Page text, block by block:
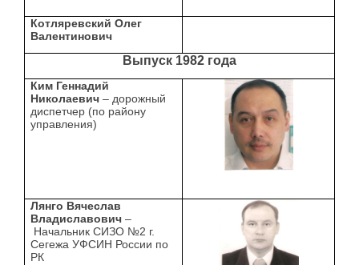
Котляревский Олег
Валентинович
Выпуск 1982 года
Ким Геннадий
Николаевич – дорожный
диспетчер (по району
управления)
Лянго Вячеслав
Владиславович –
Начальник СИЗО №2 г.
Сегежа УФСИН России по
РК